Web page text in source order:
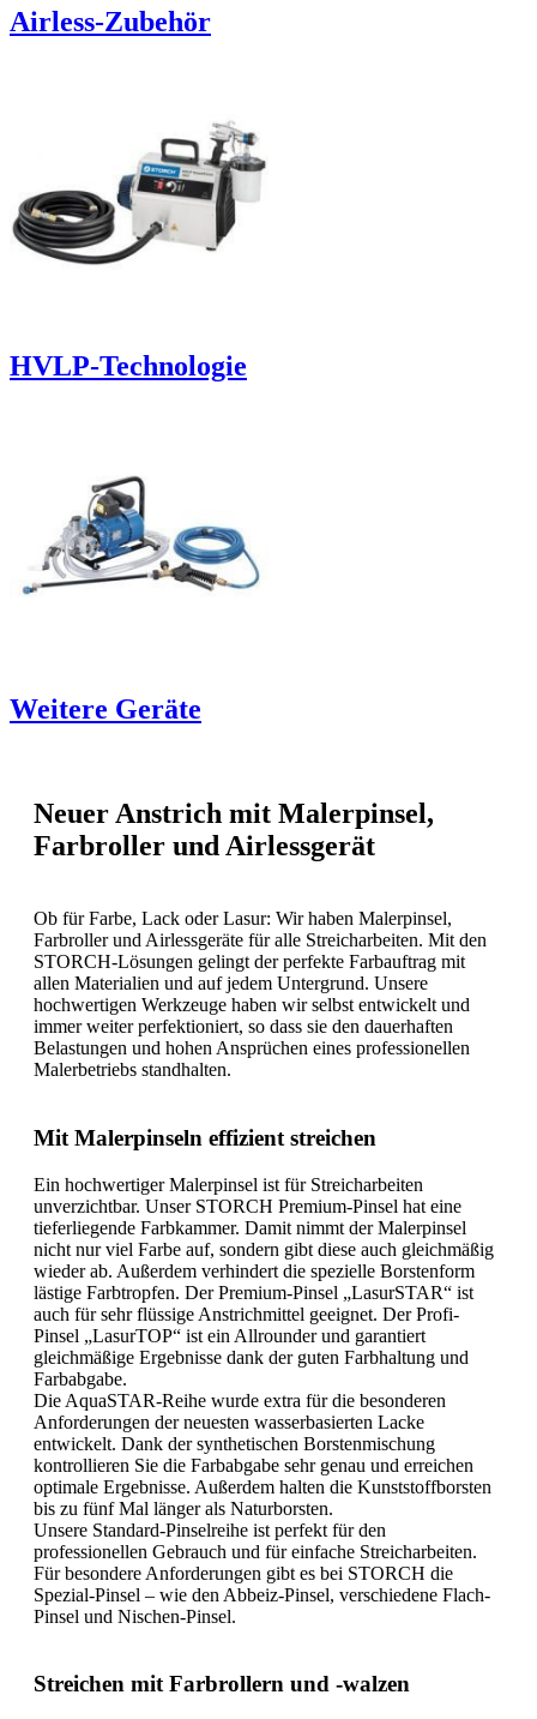
Airless-Zubehör
HVLP-Technologie
Weitere Geräte
Neuer Anstrich mit Malerpinsel,
Farbroller und Airlessgerät
Ob für Farbe, Lack oder Lasur: Wir haben Malerpinsel,
Farbroller und Airlessgeräte für alle Streicharbeiten. Mit den
STORCH-Lösungen gelingt der perfekte Farbauftrag mit
allen Materialien und auf jedem Untergrund. Unsere
hochwertigen Werkzeuge haben wir selbst entwickelt und
immer weiter perfektioniert, so dass sie den dauerhaften
Belastungen und hohen Ansprüchen eines professionellen
Malerbetriebs standhalten.
Mit Malerpinseln effizient streichen
Ein hochwertiger Malerpinsel ist für Streicharbeiten
unverzichtbar. Unser STORCH Premium-Pinsel hat eine
tieferliegende Farbkammer. Damit nimmt der Malerpinsel
nicht nur viel Farbe auf, sondern gibt diese auch gleichmäßig
wieder ab. Außerdem verhindert die spezielle Borstenform
lästige Farbtropfen. Der Premium-Pinsel „LasurSTAR“ ist
auch für sehr flüssige Anstrichmittel geeignet. Der Profi-
Pinsel „LasurTOP“ ist ein Allrounder und garantiert
gleichmäßige Ergebnisse dank der guten Farbhaltung und
Farbabgabe.
Die AquaSTAR-Reihe wurde extra für die besonderen
Anforderungen der neuesten wasserbasierten Lacke
entwickelt. Dank der synthetischen Borstenmischung
kontrollieren Sie die Farbabgabe sehr genau und erreichen
optimale Ergebnisse. Außerdem halten die Kunststoffborsten
bis zu fünf Mal länger als Naturborsten.
Unsere Standard-Pinselreihe ist perfekt für den
professionellen Gebrauch und für einfache Streicharbeiten.
Für besondere Anforderungen gibt es bei STORCH die
Spezial-Pinsel – wie den Abbeiz-Pinsel, verschiedene Flach-
Pinsel und Nischen-Pinsel.
Streichen mit Farbrollern und -walzen